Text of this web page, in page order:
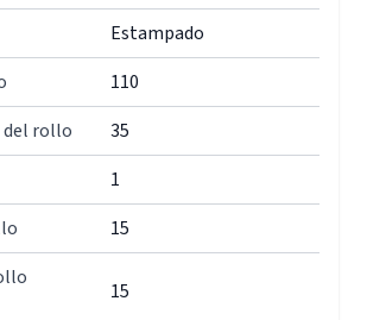
Estampado
110
del rollo
35
1
15
15